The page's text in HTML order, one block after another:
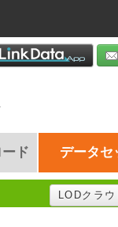
ド データセ
LODクラ